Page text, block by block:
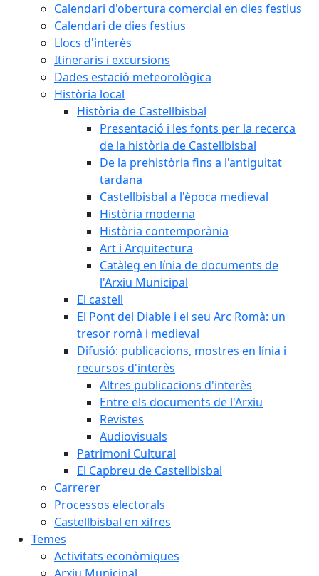
Calendari d'obertura comercial en dies festius
Calendari de dies festius
Llocs d'interès
Itineraris i excursions
Dades estació meteorològica
Història local
Història de Castellbisbal
Presentació i les fonts per la recerca
de la història de Castellbisbal
De la prehistòria fins a l'antiguitat
tardana
Castellbisbal a l'època medieval
Història moderna
Història contemporània
Art i Arquitectura
Catàleg en línia de documents de
l'Arxiu Municipal
El castell
El Pont del Diable i el seu Arc Romà: un
tresor romà i medieval
Difusió: publicacions, mostres en línia i
recursos d'interès
Altres publicacions d'interès
Entre els documents de l'Arxiu
Revistes
Audiovisuals
Patrimoni Cultural
El Capbreu de Castellbisbal
Carrerer
Processos electorals
Castellbisbal en xifres
Temes
Activitats econòmiques